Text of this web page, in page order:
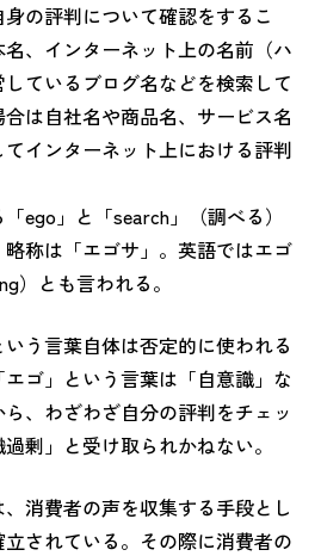
の評判について確認をするこ
、インターネット上の名前（ハ
ているブログ名などを検索して
は自社名や商品名、サービス名
インターネット上における評判
ego」と「search」（調べる）
称は「エゴサ」。英語ではエゴ
）とも言われる。
う言葉自体は否定的に使われる
ゴ」という言葉は「自意識」な
、わざわざ自分の評判をチェッ
剰」と受け取られかねない。
消費者の声を収集する手段とし
されている。その際に消費者の